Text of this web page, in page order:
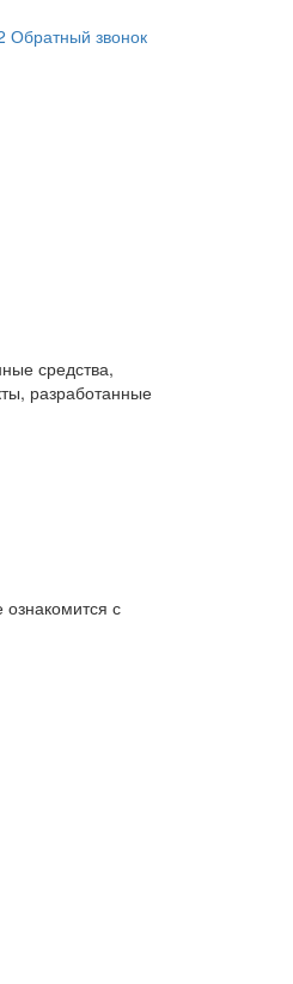
Обратный звонок
средства,
разработанные
с